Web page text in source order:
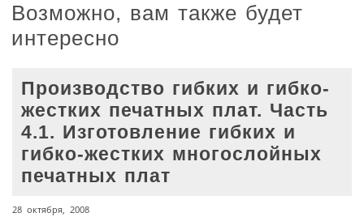
Возможно, вам также будет
интересно
Производство гибких и гибко-
жестких печатных плат. Часть
4.1. Изготовление гибких и
гибко-жестких многослойных
печатных плат
28 октября, 2008